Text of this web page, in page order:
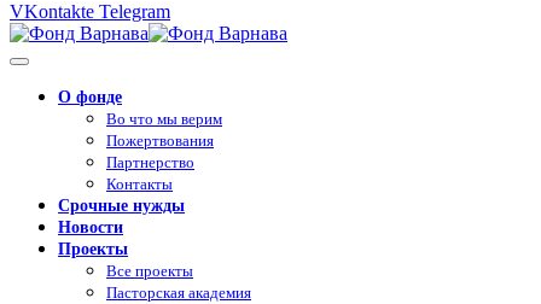
VKontakte Telegram
О фонде
Во что мы верим
Пожертвования
Партнерство
Контакты
Срочные нужды
Новости
Проекты
Все проекты
Пасторская академия